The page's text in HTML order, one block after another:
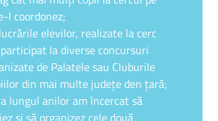
l coordonez;
elevilor, realizate la cerc
la diverse concursuri
de Palatele sau Cluburile
din mai multe judeţe den ţară;
lungul anilor am încercat să
şi să organizez cele două